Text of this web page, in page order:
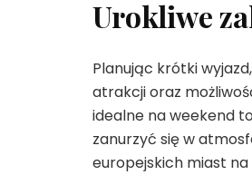
Urokliwe
Planując krótki
atrakcji oraz
idealne na weekend
zanurzyć się w
europejskich miast